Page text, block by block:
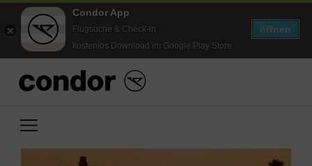
Condor App
Flugsuche & Check-in
kostenlos Download im Google Play Store
öffnen